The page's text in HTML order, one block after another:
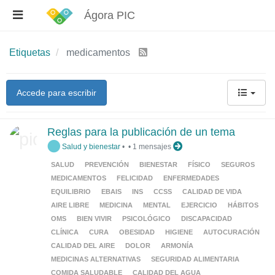
Ágora PIC
Etiquetas medicamentos
Accede para escribir
Reglas para la publicación de un tema
Salud y bienestar •
SALUD PREVENCIÓN BIENESTAR FÍSICO
SEGUROS
MEDICAMENTOS
FELICIDAD
ENFERMEDADES
EQUILIBRIO
EBAIS INS CCSS
CALIDAD DE VIDA
AIRE LIBRE
MEDICINA MENTAL EJERCICIO
HÁBITOS
OMS
BIEN VIVIR PSICOLÓGICO
DISCAPACIDAD
CLÍNICA
CURA OBESIDAD HIGIENE
AUTOCURACIÓN
CALIDAD DEL AIRE
DOLOR
ARMONÍA
MEDICINAS ALTERNATIVAS
SEGURIDAD ALIMENTARIA
COMIDA SALUDABLE
CALIDAD DEL AGUA
• 1 mensajes